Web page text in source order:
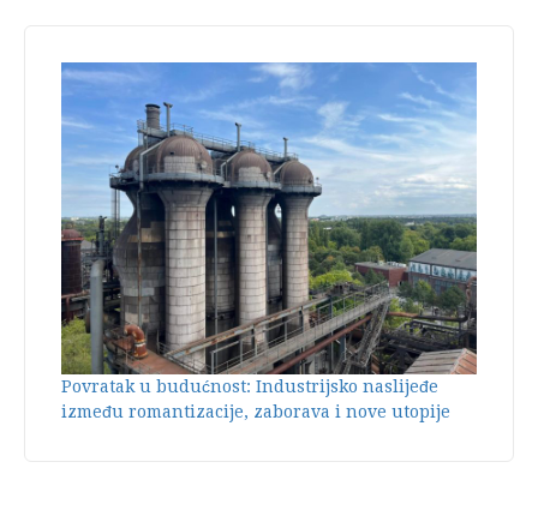
Povratak u budućnost: Industrijsko naslijeđe
između romantizacije, zaborava i nove utopije